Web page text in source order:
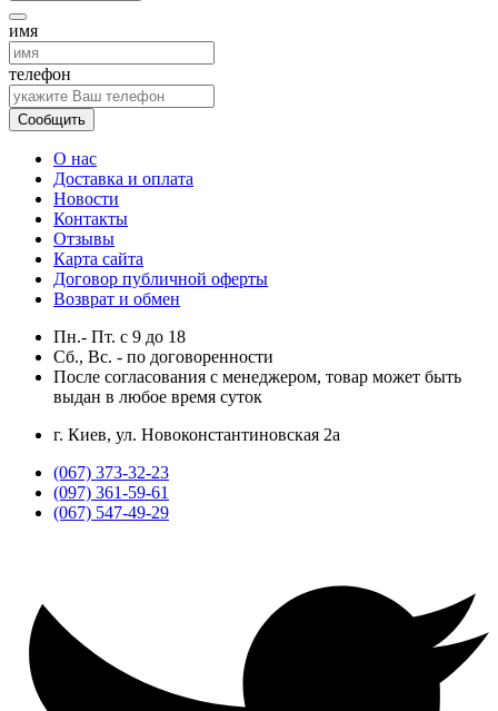
имя
телефон
Сообщить
О нас
Доставка и оплата
Новости
Контакты
Отзывы
Карта сайта
Договор публичной оферты
Возврат и обмен
Пн.- Пт. с 9 до 18
Сб., Вс. - по договоренности
После согласования с менеджером, товар может быть
выдан в любое время суток
г. Киев, ул. Новоконстантиновская 2а
(067) 373-32-23
(097) 361-59-61
(067) 547-49-29